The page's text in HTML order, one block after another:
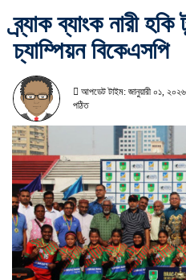
ব্র্যাক ব্যাংক নারী হকি
চ্যাম্পিয়ন বিকেএসপি
আপডেট টাইম: জানুয়ারী ০১,
পঠিত